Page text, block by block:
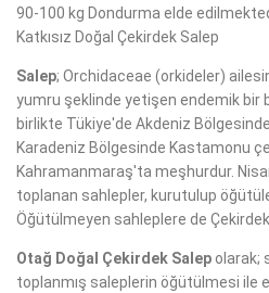
90-100 kg Dondurma elde
Katkısız Doğal Çekirdek Salep
Salep; Orchidaceae (orkideler)
yumru şeklinde yetişen endemik bir
birlikte Tükiye'de Akdeniz
Karadeniz Bölgesinde Kastamonu
Kahramanmaraş'ta meşhurdur.
toplanan sahlepler, kurutulup
Öğütülmeyen sahleplere de
Otağ Doğal Çekirdek Salep olarak;
toplanmış saleplerin öğütülmesi ile